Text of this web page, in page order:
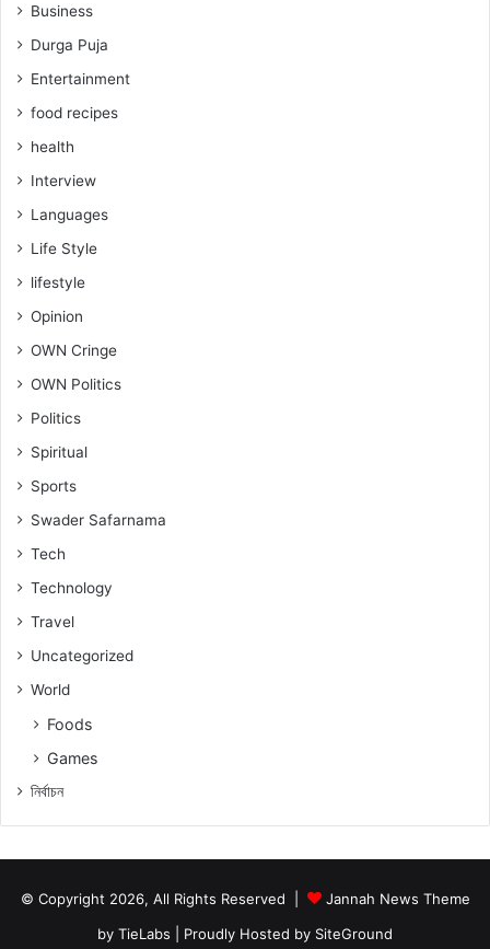
Business
Durga Puja
Entertainment
food recipes
health
Interview
Languages
Life Style
lifestyle
Opinion
OWN Cringe
OWN Politics
Politics
Spiritual
Sports
Swader Safarnama
Tech
Technology
Travel
Uncategorized
World
Foods
Games
নিৰ্বাচন
© Copyright 2026, All Rights Reserved |
Jannah News Theme
by TieLabs | Proudly Hosted by SiteGround